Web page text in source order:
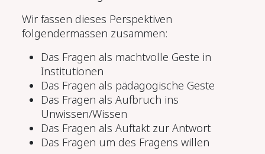
Wir fassen dieses Perspektiven
folgendermassen zusammen:
Das Fragen als machtvolle Geste in
Institutionen
Das Fragen als pädagogische Geste
Das Fragen als Aufbruch ins
Unwissen/Wissen
Das Fragen als Auftakt zur Antwort
Das Fragen um des Fragens willen